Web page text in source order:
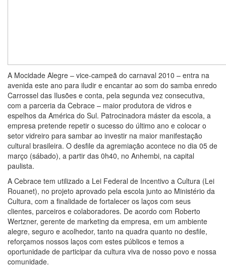
A Mocidade Alegre – vice-campeã do carnaval 2010 – entra na
avenida este ano para iludir e encantar ao som do samba enredo
Carrossel das Ilusões e conta, pela segunda vez consecutiva,
com a parceria da Cebrace – maior produtora de vidros e
espelhos da América do Sul. Patrocinadora máster da escola, a
empresa pretende repetir o sucesso do último ano e colocar o
setor vidreiro para sambar ao investir na maior manifestação
cultural brasileira. O desfile da agremiação acontece no dia 05 de
março (sábado), a partir das 0h40, no Anhembi, na capital
paulista.
A Cebrace tem utilizado a Lei Federal de Incentivo a Cultura (Lei
Rouanet), no projeto aprovado pela escola junto ao Ministério da
Cultura, com a finalidade de fortalecer os laços com seus
clientes, parceiros e colaboradores. De acordo com Roberto
Wertzner, gerente de marketing da empresa, em um ambiente
alegre, seguro e acolhedor, tanto na quadra quanto no desfile,
reforçamos nossos laços com estes públicos e temos a
oportunidade de participar da cultura viva de nosso povo e nossa
comunidade.